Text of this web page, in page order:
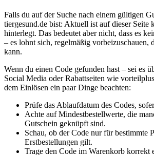
Falls du auf der Suche nach einem gültigen
tiergesund.de bist: Aktuell ist auf dieser Seite
hinterlegt. Das bedeutet aber nicht, dass es
– es lohnt sich, regelmäßig vorbeizuschauen,
kann.
Wenn du einen Code gefunden hast – sei es
Social Media oder Rabattseiten wie
dem Einlösen ein paar Dinge beachten:
Prüfe das Ablaufdatum des Codes,
Achte auf Mindestbestellwerte, die
Gutschein geknüpft sind.
Schau, ob der Code nur für bestimmte
Erstbestellungen gilt.
Trage den Code im Warenkorb korrekt